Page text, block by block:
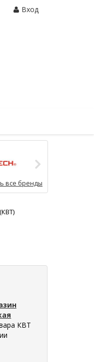
Вход
все бренды
КВТ